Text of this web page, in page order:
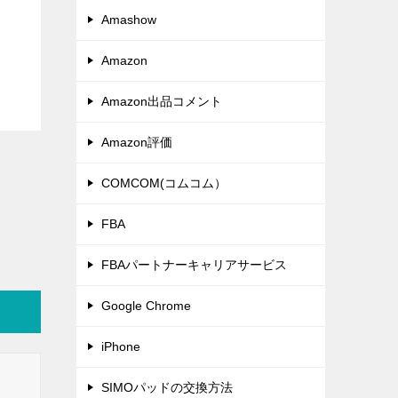
Amashow
Amazon
Amazon出品コメント
Amazon評価
COMCOM(コムコム）
FBA
FBAパートナーキャリアサービス
Google Chrome
iPhone
SIMOパッドの交換方法